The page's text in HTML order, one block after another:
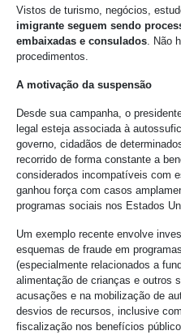
Vistos de turismo, negócios,
imigrante seguem sendo
embaixadas e consulados. Não
procedimentos.
A motivação da suspensão
Desde sua campanha, o
legal esteja associada à
governo, cidadãos de
recorrido de forma constante a
considerados incompatíveis com
ganhou força com casos
programas sociais nos Estados
Um exemplo recente envolve
esquemas de fraude em
(especialmente relacionados a
alimentação de crianças e outros
acusações e na mobilização de
desvios de recursos, inclusive
fiscalização nos benefícios